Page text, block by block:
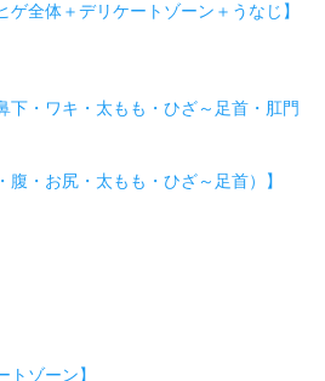
ゲ全体＋デリケートゾーン＋うなじ】
下・ワキ・太もも・ひざ～足首・肛門
腹・お尻・太もも・ひざ～足首）】
ゾーン】